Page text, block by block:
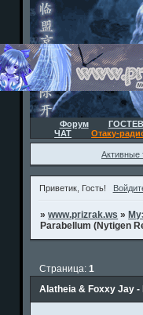
Форум
ЧАТ
Отаку-
Активные
Приветик, Гость!
»www.prizrak.ws »
Parabellum (Nytigen
Alatheia & Foxxy Jay -
Страница:1